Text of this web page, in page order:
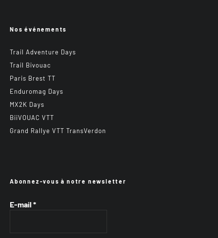
Nos événements
Trail Adventure Days
Trail Bivouac
Paris Brest TT
Enduromag Days
MX2K Days
BiiVOUAC VTT
Grand Rallye VTT TransVerdon
Abonnez-vous à notre newsletter
E-mail *